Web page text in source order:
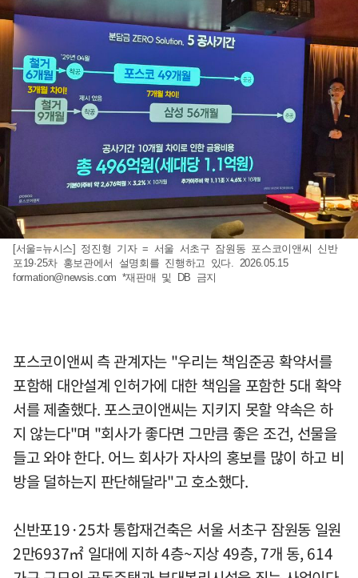
[서울=뉴시스] 정진형 기자 = 서울 서초구 잠원동 포스코이앤씨 신반
포19·25차 홍보관에서 설명회를 진행하고 있다. 2026.05.15
formation@newsis.com *재판매 및 DB 금지
포스코이앤씨 측 관계자는 "우리는 책임준공 확약서를
포함해 대안설계 인허가에 대한 책임을 포함한 5대 확약
서를 제출했다. 포스코이앤씨는 지키지 못할 약속은 하
지 않는다"며 "회사가 좋다면 그만큼 좋은 조건, 선물을
들고 와야 한다. 어느 회사가 자사의 홍보를 많이 하고 비
방을 덜하는지 판단해달라"고 호소했다.
신반포19·25차 통합재건축은 서울 서초구 잠원동 일원
2만6937㎡ 일대에 지하 4층~지상 49층, 7개 동, 614